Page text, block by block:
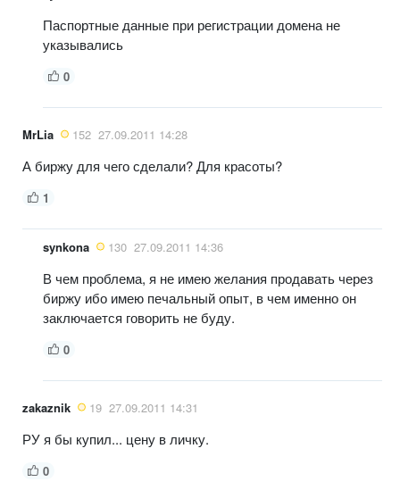
Паспортные данные при регистрации домена не
указывались
0
MrLia 152 27.09.2011 14:28
А биржу для чего сделали? Для красоты?
1
synkona 130 27.09.2011 14:36
В чем проблема, я не имею желания продавать через
биржу ибо имею печальный опыт, в чем именно он
заключается говорить не буду.
0
zakaznik 19 27.09.2011 14:31
РУ я бы купил... цену в личку.
0